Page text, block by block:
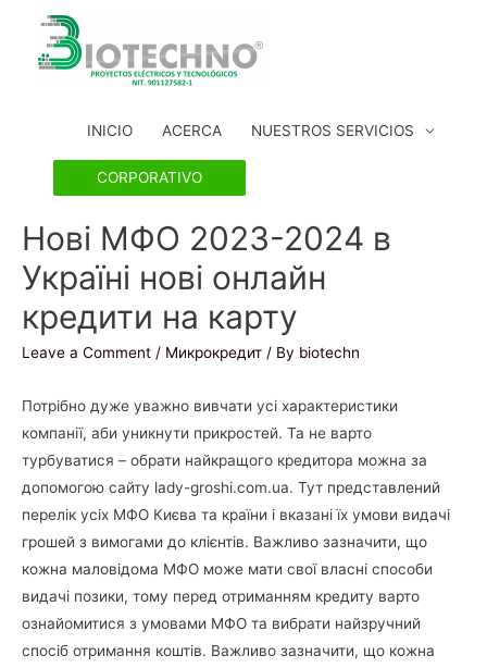
INICIO ACERCA NUESTROS SERVICIOS
CORPORATIVO
Нові МФО 2023-2024 в
Україні нові онлайн
кредити на карту
Leave a Comment / Микрокредит / By biotechn
Потрібно дуже уважно вивчати усі характеристики
компанії, аби уникнути прикростей. Та не варто
турбуватися – обрати найкращого кредитора можна за
допомогою сайту lady-groshi.com.ua. Тут представлений
перелік усіх МФО Києва та країни і вказані їх умови видачі
грошей з вимогами до клієнтів. Важливо зазначити, що
кожна маловідома МФО може мати свої власні способи
видачі позики, тому перед отриманням кредиту варто
ознайомитися з умовами МФО та вибрати найзручний
спосіб отримання коштів. Важливо зазначити, що кожна